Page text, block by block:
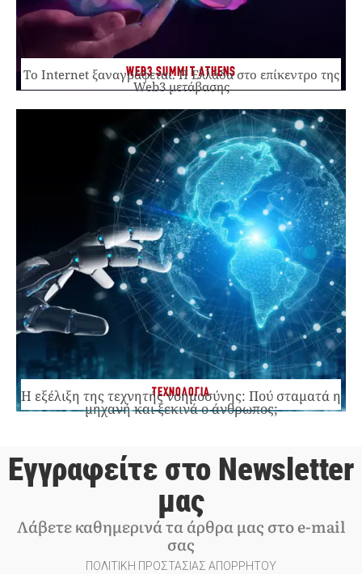
WEB3 SUMMIT ATHENS
Το Internet ξαναγράφεται. Η Ελλάδα στο επίκεντρο της
Web3 μετάβασης
ΤΕΧΝΟΛΟΓΙΑ
Η εξέλιξη της τεχνητής νοημοσύνης: Πού σταματά η
μηχανή και ξεκινά ο άνθρωπος;
Εγγραφείτε στο Newsletter
μας
Λάβετε καθημερινά τα άρθρα μας στο e-mail
σας
ΠΟΛΙΤΙΚΗ ΠΡΟΣΤΑΣΙΑΣ ΑΠΟΡΡΗΤΟΥ